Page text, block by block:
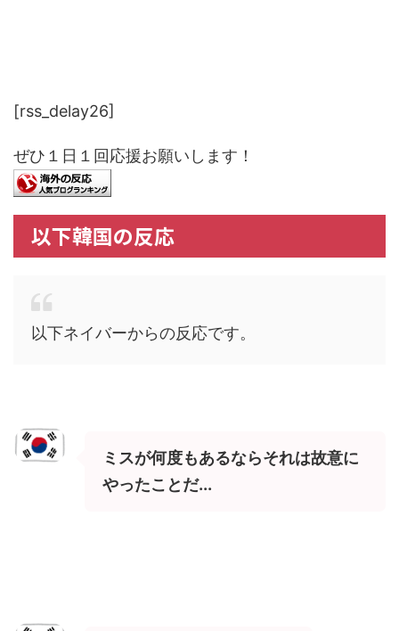
[rss_delay26]
ぜひ１日１回応援お願いします！
以下韓国の反応
以下ネイバーからの反応です。
ミスが何度もあるならそれは故意に
やったことだ...